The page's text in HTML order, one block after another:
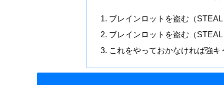
ブレインロットを盗む（
ブレインロットを盗む（
これをやっておかなければ強